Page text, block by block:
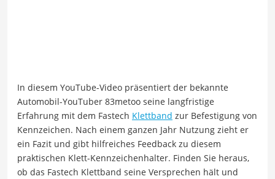
In diesem YouTube-Video präsentiert der bekannte
Automobil-YouTuber 83metoo seine langfristige
Erfahrung mit dem Fastech Klettband zur Befestigung von
Kennzeichen. Nach einem ganzen Jahr Nutzung zieht er
ein Fazit und gibt hilfreiches Feedback zu diesem
praktischen Klett-Kennzeichenhalter. Finden Sie heraus,
ob das Fastech Klettband seine Versprechen hält und